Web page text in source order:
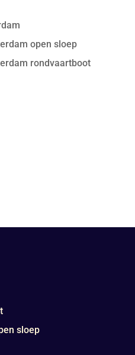
open sloep
rondvaartboot
sloep